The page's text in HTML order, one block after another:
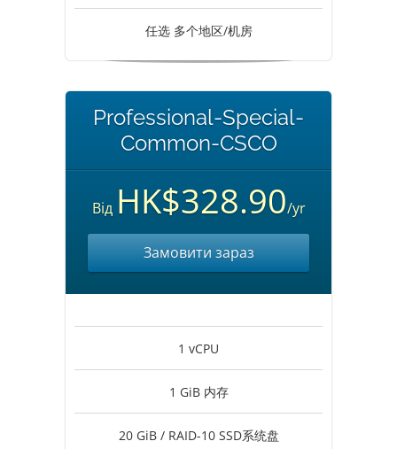
任选 多个地区/机房
Professional-Special-
Common-CSCO
Від HK$328.90/yr
Замовити зараз
1 vCPU
1 GiB 内存
20 GiB / RAID-10 SSD系统盘